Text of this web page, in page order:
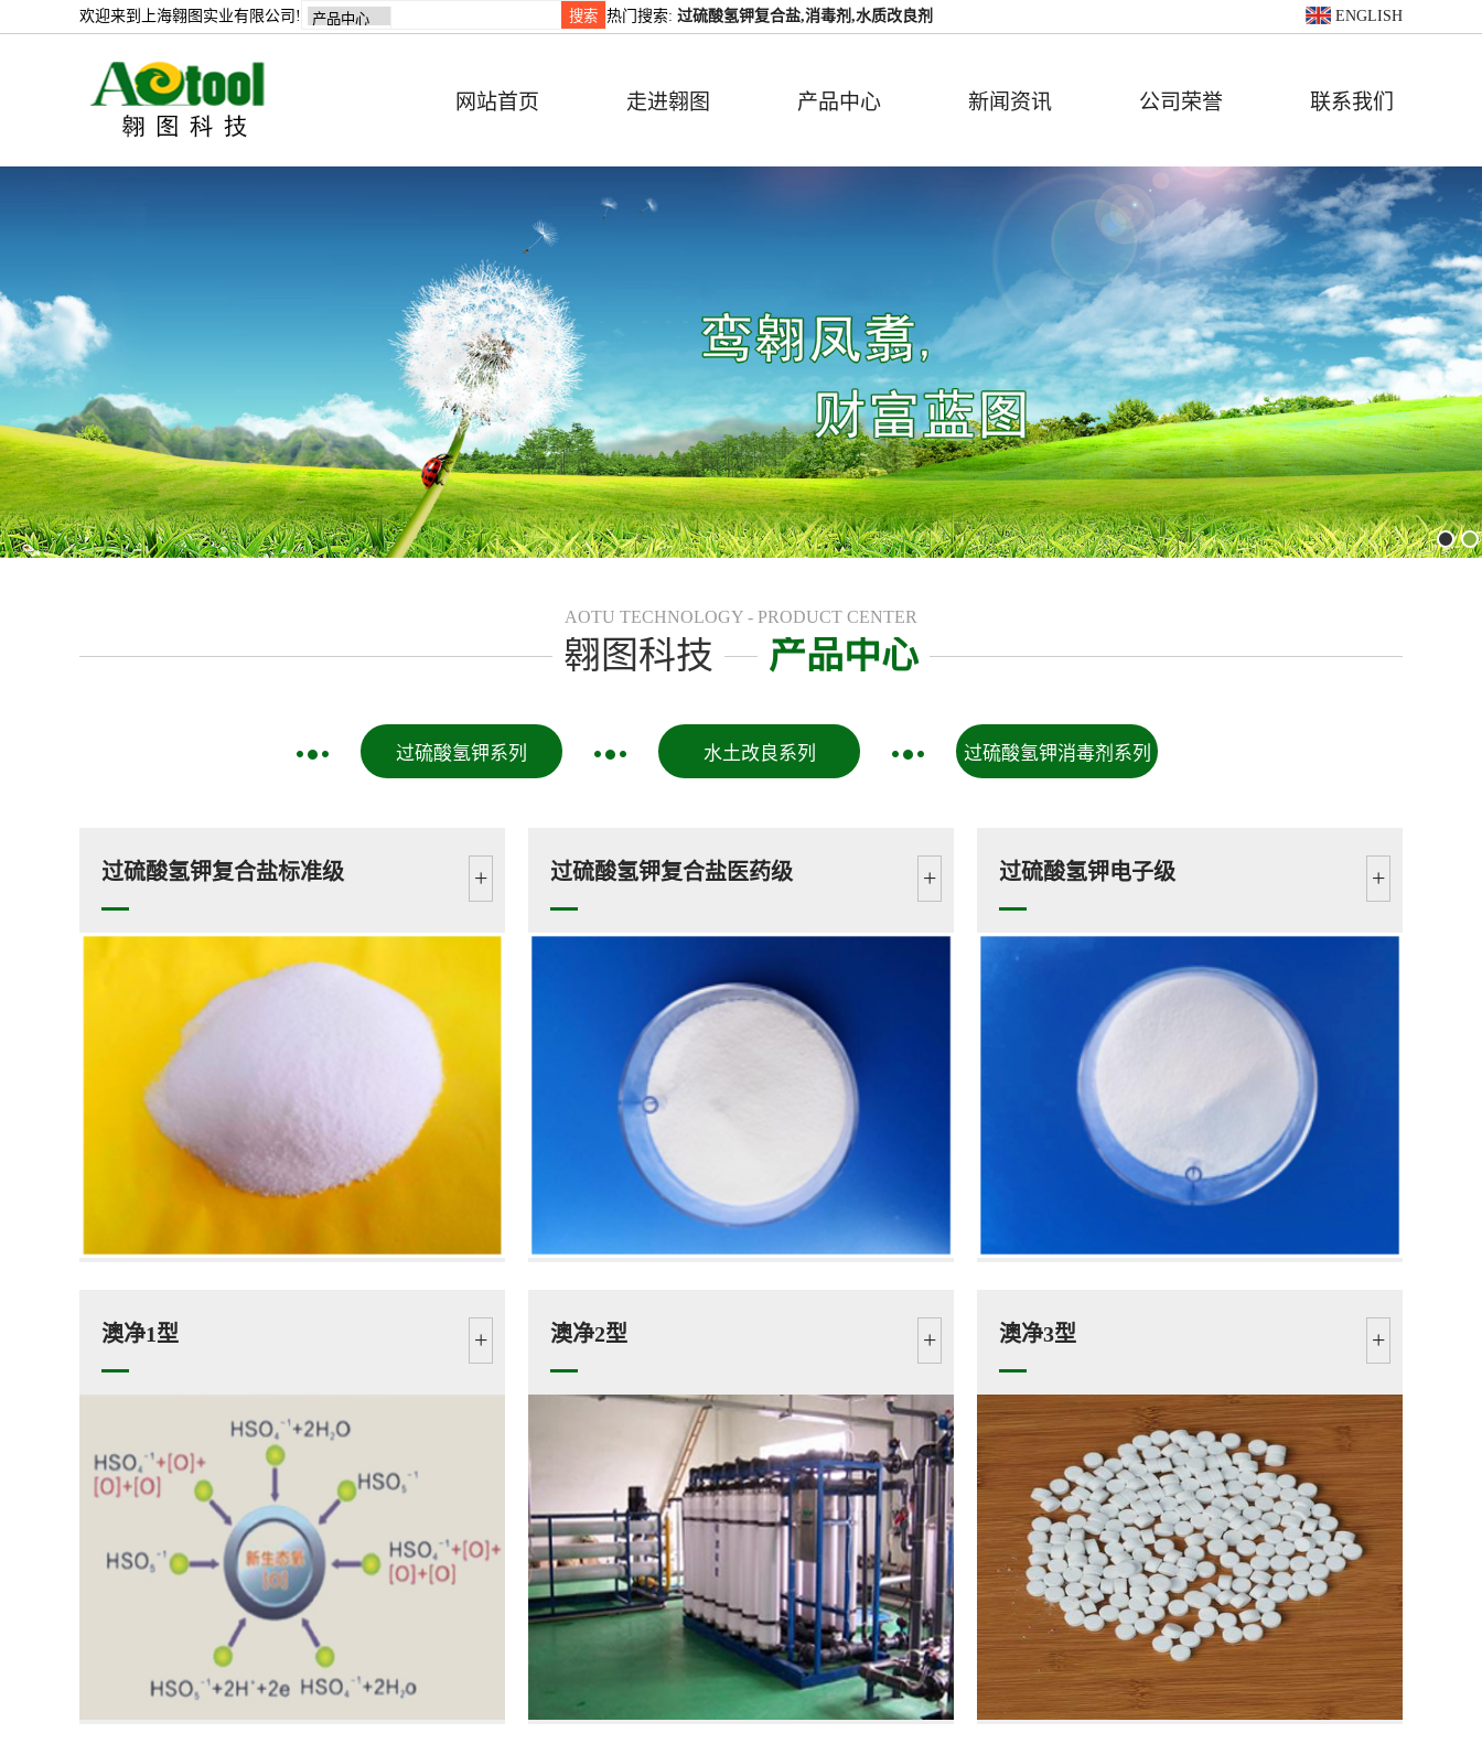
欢迎来到上海翱图实业有限公司! 热门搜索: 过硫酸氢钾复合盐,消毒剂,水质改良剂 ENGLISH
网站首页 走进翱图 产品中心 新闻资讯 公司荣誉 联系我们
AOTU TECHNOLOGY - PRODUCT CENTER
翱图科技 产品中心
过硫酸氢钾系列 水土改良系列 过硫酸氢钾消毒剂系列
+
过硫酸氢钾复合盐标准级 +
过硫酸氢钾复合盐医药级 +
过硫酸氢钾电子级
+
澳净1型 +
澳净2型 +
澳净3型